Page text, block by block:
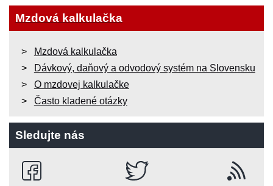
Mzdová kalkulačka
Mzdová kalkulačka
Dávkový, daňový a odvodový systém na Slovensku
O mzdovej kalkulačke
Často kladené otázky
Sledujte nás